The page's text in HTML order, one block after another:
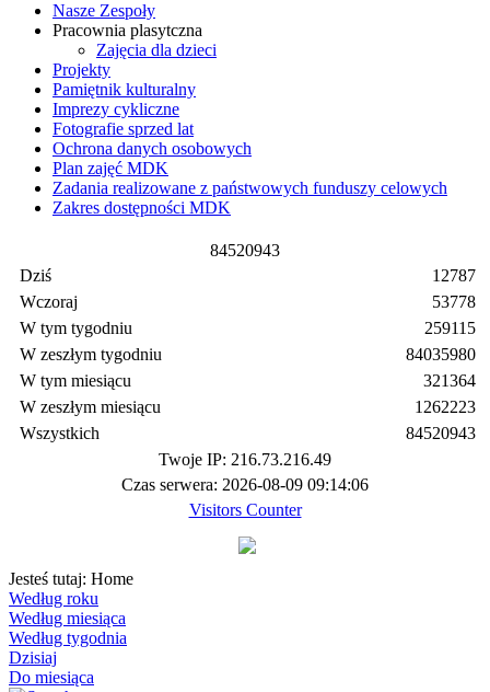
Nasze Zespoły
Pracownia plasytczna
Zajęcia dla dzieci
Projekty
Pamiętnik kulturalny
Imprezy cykliczne
Fotografie sprzed lat
Ochrona danych osobowych
Plan zajęć MDK
Zadania realizowane z państwowych funduszy celowych
Zakres dostępności MDK
84520943
Dziś
Wczoraj
W tym tygodniu
W zeszłym tygodniu
W tym miesiącu
W zeszłym miesiącu
Wszystkich
12787
53778
259115
84035980
321364
1262223
84520943
Twoje IP: 216.73.216.49
Czas serwera: 2026-08-09 09:14:06
Visitors Counter
Jesteś tutaj: Home
Według roku
Według miesiąca
Według tygodnia
Dzisiaj
Do miesiąca